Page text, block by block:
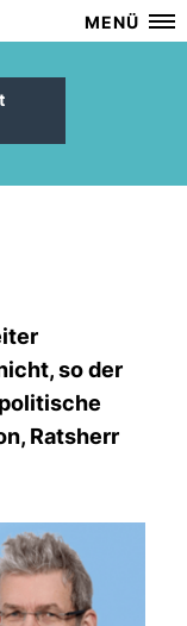
MENÜ
so der
Ratsherr